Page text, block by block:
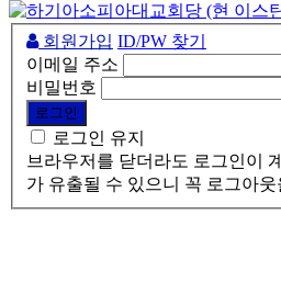
회원가입 ID/PW 찾기
이메일 주소
비밀번호
로그인 유지
브라우저를 닫더라도 로그인이
가 유출될 수 있으니 꼭 로그아